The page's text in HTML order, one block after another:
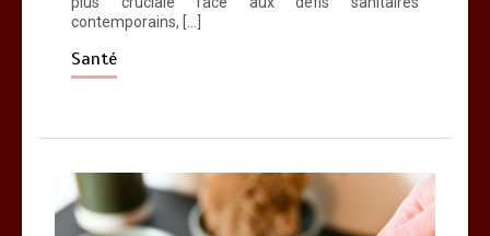
contemporains, […]
Santé